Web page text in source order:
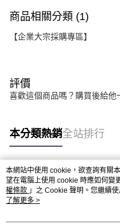
商品相關分類 (1)
【企業大宗採購專區】
評價
喜歡這個商品嗎？購買後給他
本分類熱銷全站排行
熱門標籤
本網站中使用 cookie，欲查詢有關
望在電腦上使用 cookie 時應如何變
權條款 」之 Cookie 聲明。您繼續
用條款之 Cookie 聲明使用 cookie。
了解更多 >